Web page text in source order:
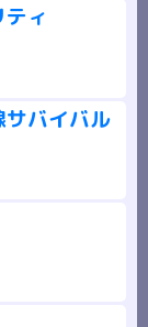
ィ
バイバル